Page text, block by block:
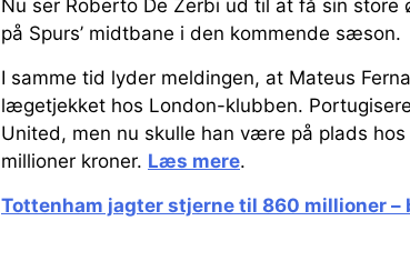
Nu ser Roberto De Zerbi ud til at få sin
på Spurs’ midtbane i den kommende sæson.
I samme tid lyder meldingen, at Mateus
lægetjekket hos London-klubben.
United, men nu skulle han være på plads
millioner kroner. Læs mere.
Tottenham jagter stjerne til 860 millioner